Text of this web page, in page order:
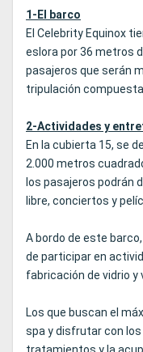
1-El barco
El Celebrity Equinox
eslora por 36 metros
pasajeros que serán
tripulación
2-Actividades y
En la cubierta 15, se
2.000 metros
los pasajeros podrán
libre, conciertos y
A bordo de este
de participar en
fabricación de vidrio y
Los que buscan el
spa y disfrutar con